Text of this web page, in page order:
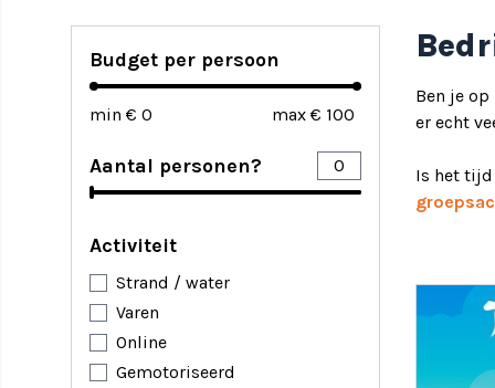
Budget per persoon
min € max €
Aantal personen?
Activiteit
Strand / water
Varen
Online
Gemotoriseerd
Ben je op
er echt
Is het tijd